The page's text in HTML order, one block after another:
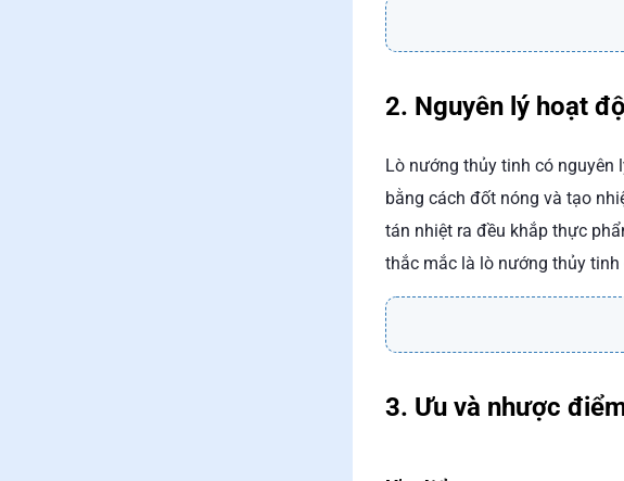
2. Nguyên lý hoạt
Lò nướng thủy tinh có
bằng cách đốt nóng và tạo
tán nhiệt ra đều khắp thực
thắc mắc là lò nướng thủy
3. Ưu và nhược